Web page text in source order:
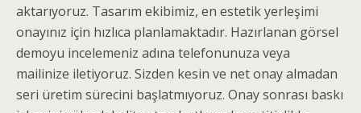
aktarıyoruz. Tasarım ekibimiz, en estetik yerleşimi
onayınız için hızlıca planlamaktadır. Hazırlanan görsel
demoyu incelemeniz adına telefonunuza veya
mailinize iletiyoruz. Sizden kesin ve net onay almadan
seri üretim sürecini başlatmıyoruz. Onay sonrası baskı